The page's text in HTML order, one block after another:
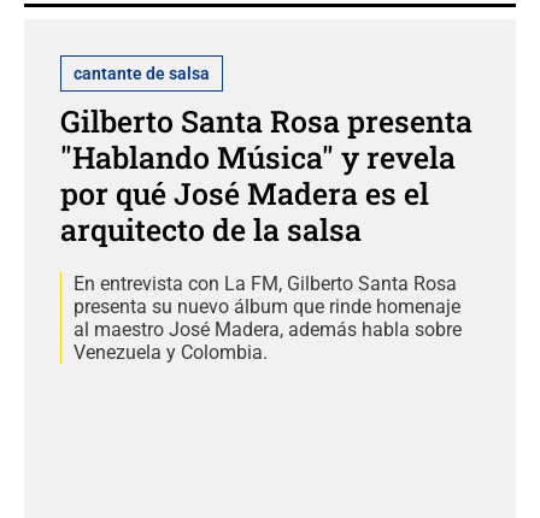
cantante de salsa
Gilberto Santa Rosa presenta
"Hablando Música" y revela
por qué José Madera es el
arquitecto de la salsa
En entrevista con La FM, Gilberto Santa Rosa
presenta su nuevo álbum que rinde homenaje
al maestro José Madera, además habla sobre
Venezuela y Colombia.